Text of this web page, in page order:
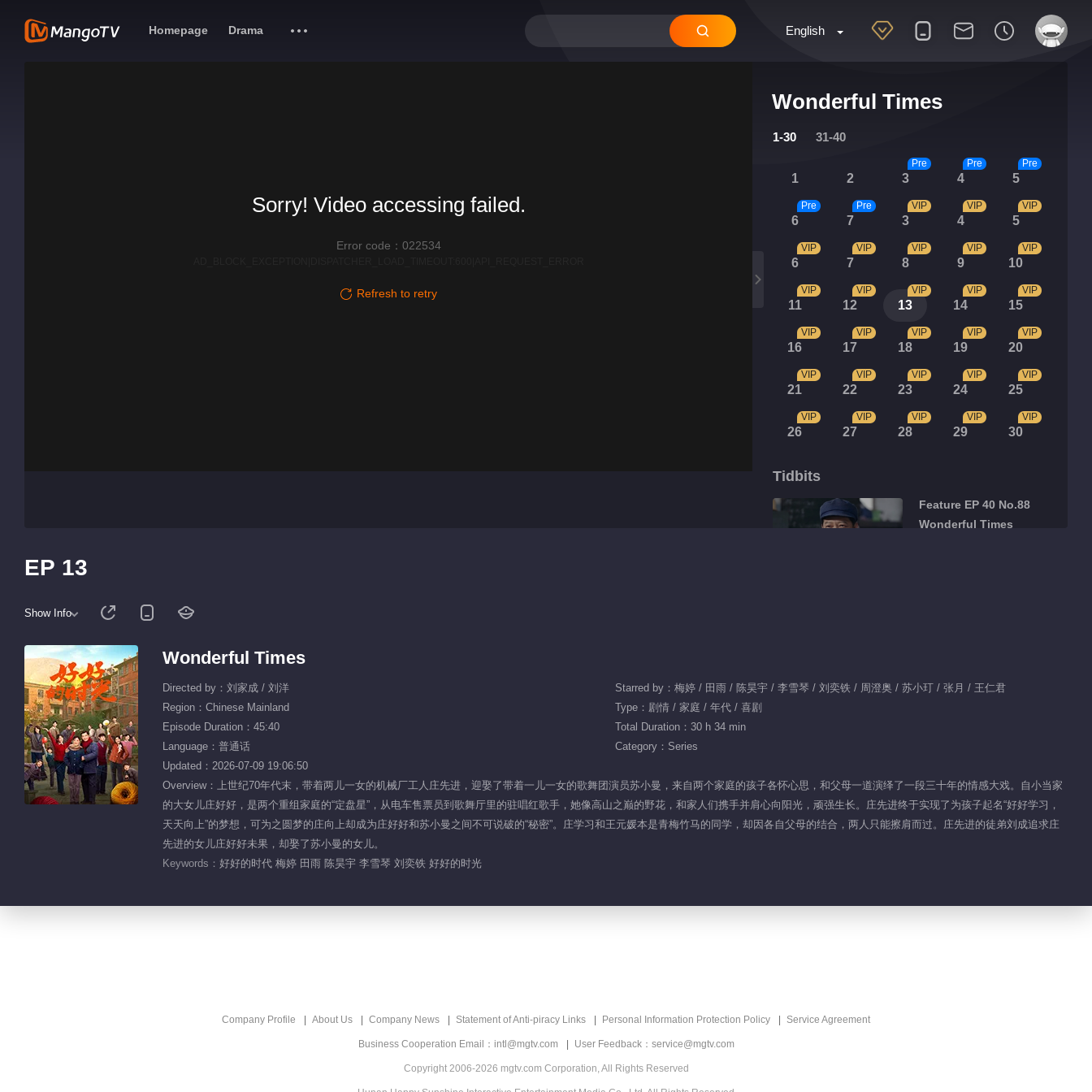
English
Homepage Drama
Wonderful Times
1-30 31-40
1 2 3
Pre
4
Pre
5
Pre
6
Pre
7
Pre
3
VIP
4
VIP
5
VIP
6
VIP
7
VIP
8
VIP
9
VIP
10
VIP
11
VIP
12
VIP
13
VIP
14
VIP
15
VIP
16
VIP
17
VIP
18
VIP
19
VIP
20
VIP
21
VIP
22
VIP
23
VIP
24
VIP
25
VIP
26
VIP
27
VIP
28
VIP
29
VIP
30
VIP
Tidbits
Feature EP 40 No.88
Wonderful Times
Wonderful Times
05:15
Wonderful Times
Sorry! Video accessing failed.
Error code：022534
Refresh to retry
EP 13
Show Info
Wonderful Times
Directed by：刘家成 / 刘洋
Starred by：梅婷 / 田雨 / 陈昊宇 / 李雪琴 / 刘奕铁 / 周澄奥 / 苏小玎 / 张月 / 王仁君
Region：Chinese Mainland
Type：剧情 / 家庭 / 年代 / 喜剧
Episode Duration：45:40
Total Duration：30 h 34 min
Language：普通话
Category：Series
Updated：2026-07-09 19:06:50
Overview：上世纪70年代末，带着两儿一女的机械厂工人庄先进，迎娶了带着一儿一女的歌舞团演员苏小曼，来自两个家庭的孩子各怀心思，和父母一道演绎了一段三十年的情感大戏。自小当家
的大女儿庄好好，是两个重组家庭的“定盘星”，从电车售票员到歌舞厅里的驻唱红歌手，她像高山之巅的野花，和家人们携手并肩心向阳光，顽强生长。庄先进终于实现了为孩子起名“好好学习，
天天向上”的梦想，可为之圆梦的庄向上却成为庄好好和苏小曼之间不可说破的“秘密”。庄学习和王元媛本是青梅竹马的同学，却因各自父母的结合，两人只能擦肩而过。庄先进的徒弟刘成追求庄
先进的女儿庄好好未果，却娶了苏小曼的女儿。
Keywords： 好好的时代 梅婷 田雨 陈昊宇 李雪琴 刘奕铁 好好的时光
Company Profile About Us Company News Statement of Anti-piracy Links Personal Information Protection Policy Service Agreement
Business Cooperation Email：intl@mgtv.com User Feedback：service@mgtv.com
Copyright 2006-2026 mgtv.com Corporation, All Rights Reserved